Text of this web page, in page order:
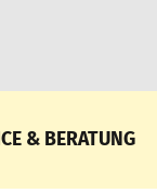
& BERATUNG